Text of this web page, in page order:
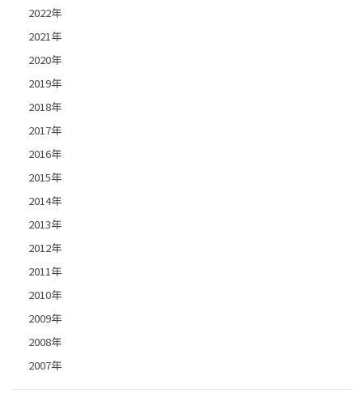
2022年
2021年
2020年
2019年
2018年
2017年
2016年
2015年
2014年
2013年
2012年
2011年
2010年
2009年
2008年
2007年